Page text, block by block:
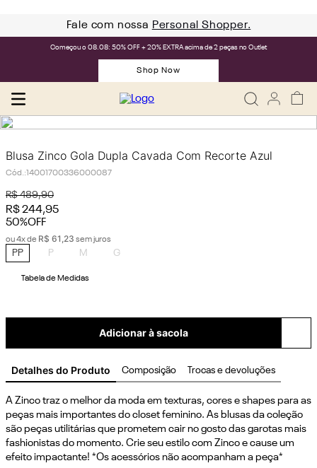
Fale com nossa Personal Shopper.
Começou o 08.08: 50% OFF + 20% EXTRA acima de 2 peças no Outlet
Shop Now
Blusa Zinco Gola Dupla Cavada Com Recorte Azul
Cód.:14001700336000087
R$ 489,90
R$244,95
50%OFF
ou4x de R$ 61 ,23 sem juros
PP P M G
Tabela de Medidas
Adicionar à sacola
Detalhes do Produto Composição Trocas e devoluções
A Zinco traz o melhor da moda em texturas, cores e shapes para as
peças mais importantes do closet feminino. As blusas da coleção
são peças utilitárias que prometem cair no gosto das garotas mais
fashionistas do momento. Crie seu estilo com Zinco e cause um
efeito impactante! *Os acessórios não acompanham a peça*